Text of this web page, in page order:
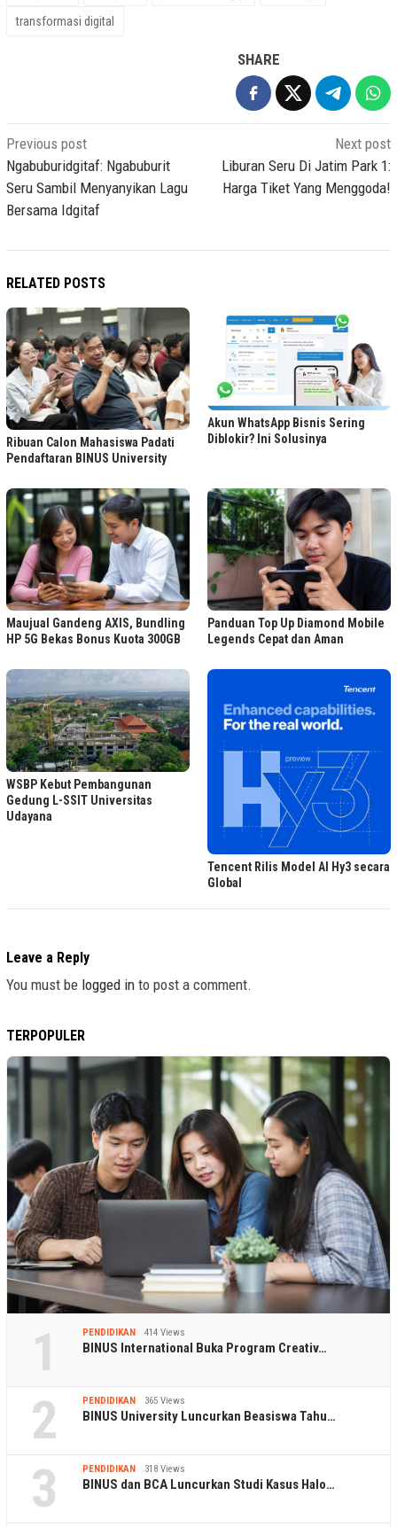
transformasi digital
SHARE
Post
navigation
Previous post
Ngabuburidgitaf: Ngabuburit
Seru Sambil Menyanyikan Lagu
Bersama Idgitaf
Next post
Liburan Seru Di Jatim Park 1:
Harga Tiket Yang Menggoda!
RELATED POSTS
Ribuan Calon Mahasiswa Padati
Pendaftaran BINUS University
Akun WhatsApp Bisnis Sering
Diblokir? Ini Solusinya
Maujual Gandeng AXIS, Bundling
HP 5G Bekas Bonus Kuota 300GB
Panduan Top Up Diamond Mobile
Legends Cepat dan Aman
WSBP Kebut Pembangunan
Gedung L-SSIT Universitas
Udayana
Tencent Rilis Model AI Hy3 secara
Global
Leave a Reply
You must be logged in to post a comment.
TERPOPULER
1 PENDIDIKAN 414 Views
BINUS International Buka Program Creativ…
2 PENDIDIKAN 365 Views
BINUS University Luncurkan Beasiswa Tahu…
3 PENDIDIKAN 318 Views
BINUS dan BCA Luncurkan Studi Kasus Halo…